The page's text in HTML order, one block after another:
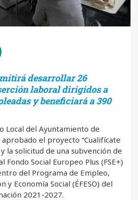
desarrollar 26
laboral dirigidos a
y beneficiará a 390
Local del Ayuntamiento de
aprobado el proyecto “Cualifícate
la solicitud de una subvención de
Fondo Social Europeo Plus (FSE+)
del Programa de Empleo,
y Economía Social (ÉFESO) del
2021-2027.